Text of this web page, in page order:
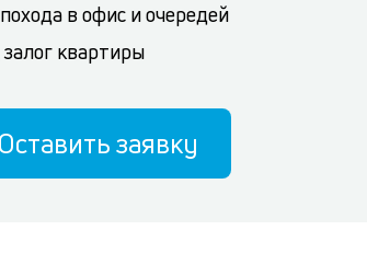
в офис и очередей
квартиры
Оставить заявку